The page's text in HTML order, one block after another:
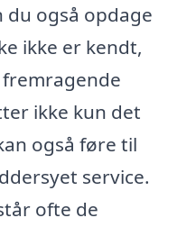
du også opdage
ikke er kendt,
ikke kun det
også føre til
service.
ofte de